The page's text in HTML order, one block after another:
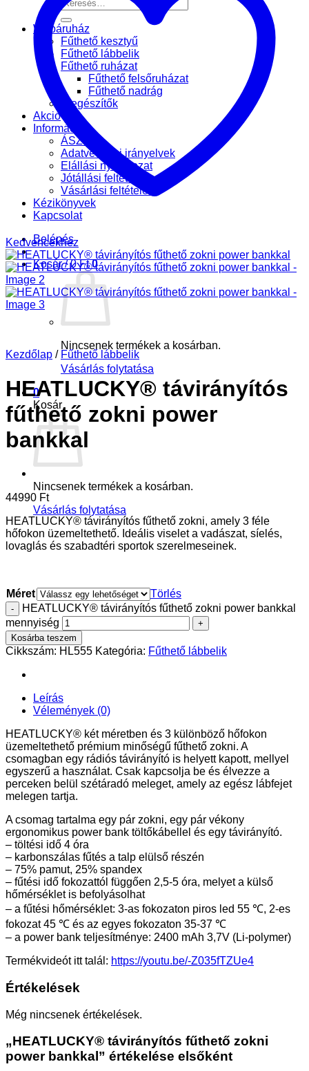
Webáruház
Fűthető kesztyű
Fűthető lábbelik
Fűthető ruházat
Fűthető felsőruházat
Fűthető nadrág
Kiegészítők
Akció
Információk
ÁSZF
Adatvédelmi irányelvek
Elállási nyilatkozat
Jótállási feltételek
Vásárlási feltételek
Kézikönyvek
Kapcsolat
Belépés
Kosár /0Ft 0
Nincsenek termékek a kosárban.
Vásárlás folytatása
0
Kosár
Nincsenek termékek a kosárban.
Vásárlás folytatása
Kedvencekhez
Kezdőlap / Fűthető lábbelik
HEATLUCKY® távirányítós
fűthető zokni power
bankkal
44990 Ft
HEATLUCKY® távirányítós fűthető zokni, amely 3 féle
hőfokon üzemeltethető. Ideális viselet a vadászat, síelés,
lovaglás és szabadtéri sportok szerelmeseinek.
Méret
Törlés
HEATLUCKY® távirányítós fűthető zokni power bankkal
mennyiség
Kosárba teszem
Cikkszám: HL555 Kategória: Fűthető lábbelik
Leírás
Vélemények (0)
HEATLUCKY® két méretben és 3 különböző hőfokon
üzemeltethető prémium minőségű fűthető zokni. A
csomagban egy rádiós távirányító is helyett kapott, mellyel
egyszerű a használat. Csak kapcsolja be és élvezze a
perceken belül szétáradó meleget, amely az egész lábfejet
melegen tartja.
A csomag tartalma egy pár zokni, egy pár vékony
ergonomikus power bank töltőkábellel és egy távirányító.
– töltési idő 4 óra
– karbonszálas fűtés a talp elülső részén
– 75% pamut, 25% spandex
– fűtési idő fokozattól függően 2,5-5 óra, melyet a külső
hőmérséklet is befolyásolhat
– a fűtési hőmérséklet: 3-as fokozaton piros led 55 ℃, 2-es
fokozat 45 ℃ és az egyes fokozaton 35-37 ℃
– a power bank teljesítménye: 2400 mAh 3,7V (Li-polymer)
Termékvideót itt talál: https://youtu.be/-Z035fTZUe4
Értékelések
Még nincsenek értékelések.
„HEATLUCKY® távirányítós fűthető zokni
power bankkal” értékelése elsőként